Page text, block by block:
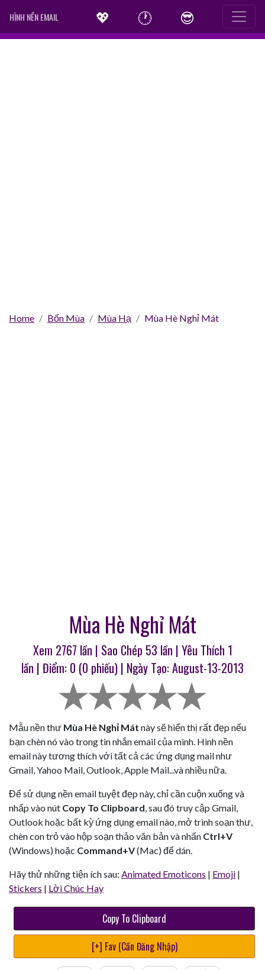
HÌNH NỀN EMAIL 💖 🕐 😎
Home Bốn Mùa Mùa Hạ Mùa Hè Nghỉ Mát
Mùa Hè Nghỉ Mát
Xem 2767 lần | Sao Chép 53 lần | Yêu Thích 1
lần | Điểm: 0 (0 phiếu) | Ngày Tạo: August-13-2013
Mẫu nền thư Mùa Hè Nghỉ Mát này sẽ hiển thị rất đẹp nếu
bạn chèn nó vào trong tin nhắn email của mình. Hình nền
email này tương thích với tất cả các ứng dụng mail như
Gmail, Yahoo Mail, Outlook, Apple Mail...và nhiều nữa.
Để sử dụng nền email tuyệt đẹp này, chỉ cần cuộn xuống và
nhấp vào nút Copy To Clipboard, sau đó truy cập Gmail,
Outlook hoặc bất kỳ ứng dụng email nào, mở trình soạn thư,
chèn con trỏ vào hộp soạn thảo văn bản và nhấn Ctrl+V
(Windows) hoặc Command+V(Mac) để dán.
Hãy thử những tiện ích sau: Animated Emoticons | Emoji |
Stickers | Lời Chúc Hay
Copy To Clipboard
[+] Fav (Cần Đăng Nhập)